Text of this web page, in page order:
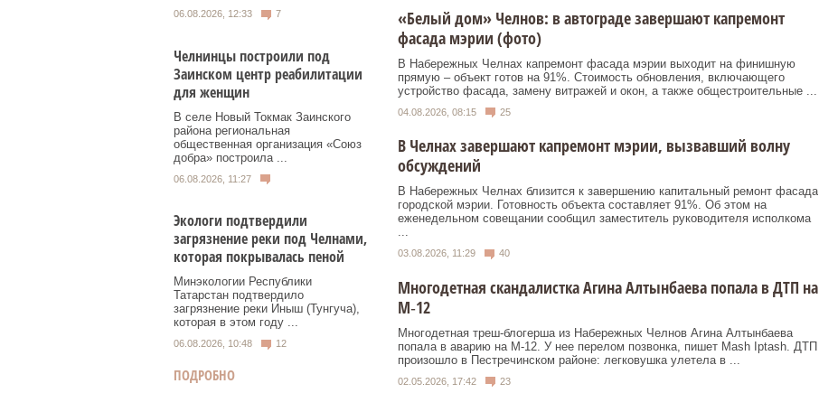
06.08.2026, 12:33 7
Челнинцы построили под
Заинском центр реабилитации
для женщин
В селе Новый Токмак Заинского
района региональная
общественная организация «Союз
добра» построила ...
06.08.2026, 11:27
Экологи подтвердили
загрязнение реки под Челнами,
которая покрывалась пеной
Минэкологии Республики
Татарстан подтвердило
загрязнение реки Иныш (Тунгуча),
которая в этом году ...
06.08.2026, 10:48 12
ПОДРОБНО
«Белый дом» Челнов: в автограде завершают капремонт
фасада мэрии (фото)
В Набережных Челнах капремонт фасада мэрии выходит на финишную
прямую – объект готов на 91%. Стоимость обновления, включающего
устройство фасада, замену витражей и окон, а также общестроительные ...
04.08.2026, 08:15 25
В Челнах завершают капремонт мэрии, вызвавший волну
обсуждений
В Набережных Челнах близится к завершению капитальный ремонт фасада
городской мэрии. Готовность объекта составляет 91%. Об этом на
еженедельном совещании сообщил заместитель руководителя исполкома
...
03.08.2026, 11:29 40
Многодетная скандалистка Агина Алтынбаева попала в ДТП на
М‑12
Многодетная треш-блогерша из Набережных Челнов Агина Алтынбаева
попала в аварию на М-12. У нее перелом позвонка, пишет Mash Iptash. ДТП
произошло в Пестречинском районе: легковушка улетела в ...
02.05.2026, 17:42 23